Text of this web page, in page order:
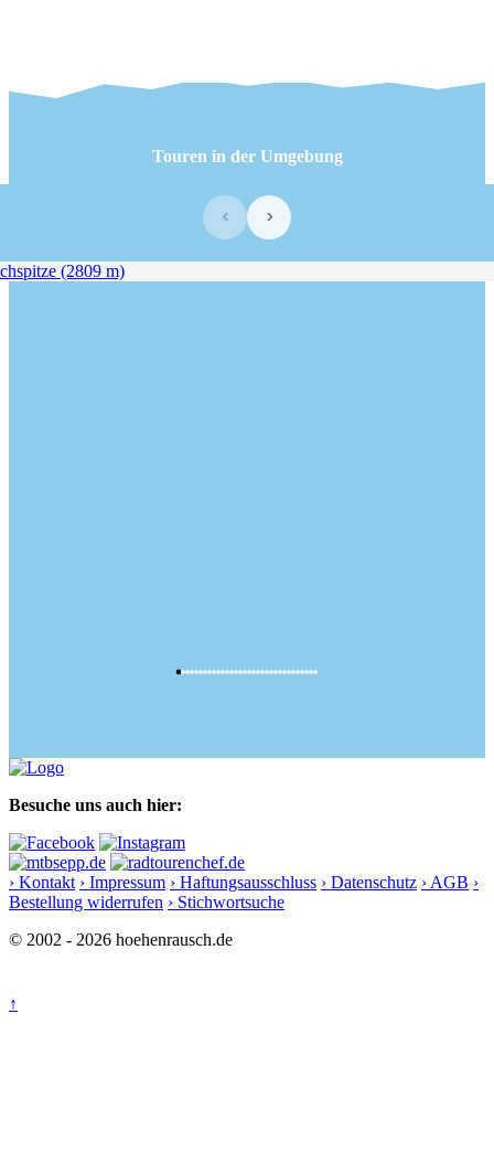
Touren in der Umgebung
‹ ›
Besuche uns auch hier:
› Kontakt › Impressum › Haftungsausschluss › Datenschutz › AGB ›
Bestellung widerrufen › Stichwortsuche
© 2002 - 2026 hoehenrausch.de
↑